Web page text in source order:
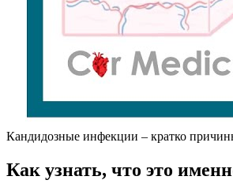
Кандидозные инфекции – кратко
Как узнать, что это